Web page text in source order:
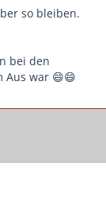
so bleiben.
bei den
war 😄😄